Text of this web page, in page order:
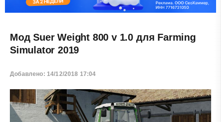
Мод Suer Weight 800 v 1.0 для Farming
Simulator 2019
Добавлено: 14/12/2018 17:04